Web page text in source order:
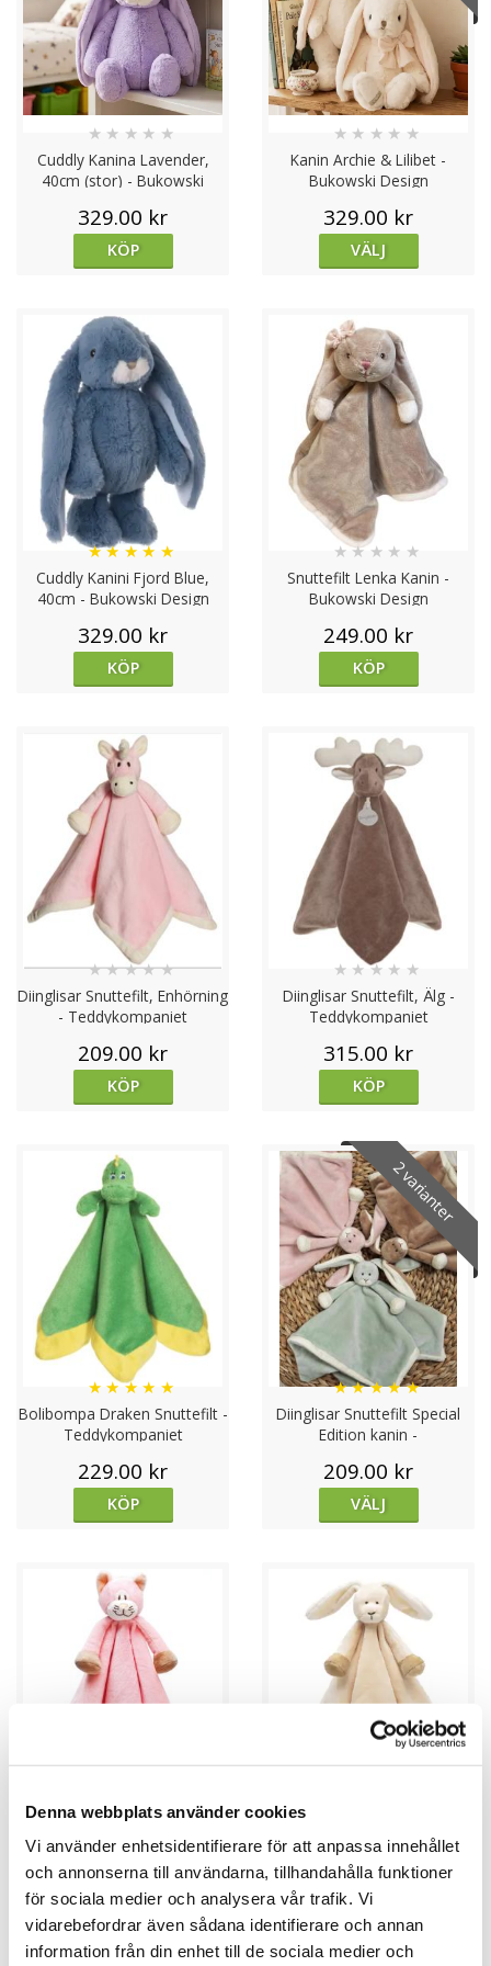
Denna webbplats använder cookies
Vi använder enhetsidentifierare för att anpassa innehållet
och annonserna till användarna, tillhandahålla funktioner
för sociala medier och analysera vår trafik. Vi
vidarebefordrar även sådana identifierare och annan
information från din enhet till de sociala medier och
koppling till föremålet och ger en unik touch till gåvan.
Det är både praktiskt och sentimentalt och kan bli ett
värdefullt minne för både barn och föräldrar.
Cuddly Kanina Lavender,
40cm (stor) - Bukowski
★ ★ ★ ★ ★
329.00 kr
KÖP
Kanin Archie & Lilibet -
Bukowski Design
★ ★ ★ ★ ★
329.00 kr
VÄLJ
Cuddly Kanini Fjord Blue,
40cm - Bukowski Design
★★★★ ★
329.00 kr
KÖP
Snuttefilt Lenka Kanin -
Bukowski Design
★★★ ★ ★
249.00 kr
KÖP
Diinglisar Snuttefilt, Enhörning
- Teddykompaniet
★★★★★
209.00 kr
KÖP
Diinglisar Snuttefilt, Älg -
Teddykompaniet
★ ★★ ★ ★
315.00 kr
KÖP
Bolibompa Draken Snuttefilt -
Teddykompaniet
★ ★★ ★ ★
229.00 kr
KÖP
2 varianter
Diinglisar Snuttefilt Special
Edition kanin -
★★★★★
209.00 kr
VÄLJ
Teddykompaniet
★★ ★★★
209.00 kr
KÖP
Teddykompaniet
209.00 kr
KÖP